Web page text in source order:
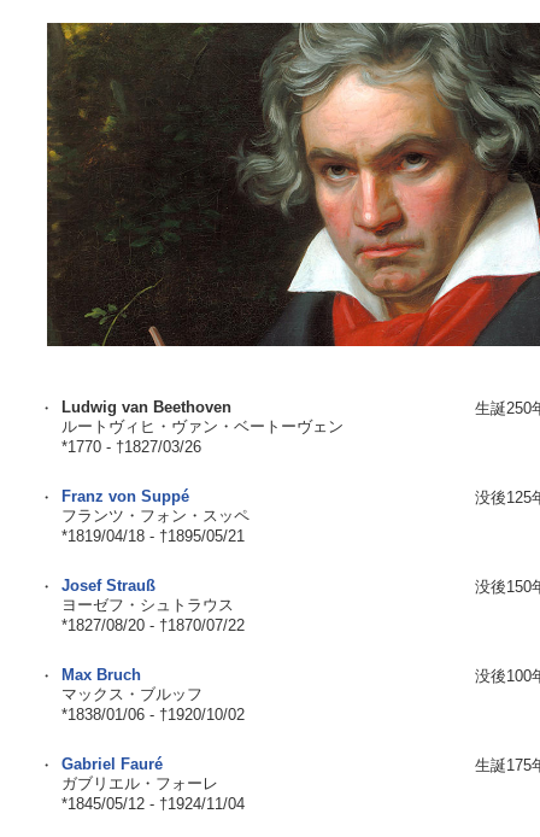
・
Ludwig van Beethoven
ルートヴィヒ・ヴァン・ベートーヴェン
*1770 - †1827/03/26
生誕250
・
Franz von Suppé
フランツ・フォン・スッペ
*1819/04/18 - †1895/05/21
没後125
・
Josef Strauß
ヨーゼフ・シュトラウス
*1827/08/20 - †1870/07/22
没後150
・
Max Bruch
マックス・ブルッフ
*1838/01/06 - †1920/10/02
没後100
・
Gabriel Fauré
ガブリエル・フォーレ
*1845/05/12 - †1924/11/04
生誕175